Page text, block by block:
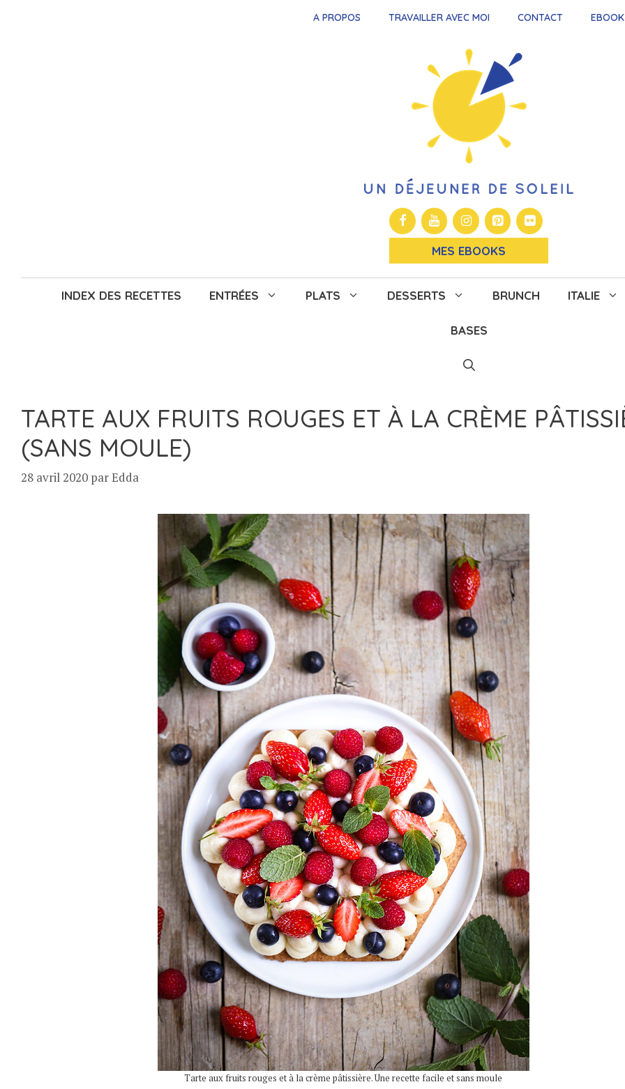
A PROPOS TRAVAILLER AVEC MOI CONTACT EBOOK
MES EBOOKS
INDEX DES RECETTES ENTRÉES PLATS DESSERTS BRUNCH ITALIE
BASES
TARTE AUX FRUITS ROUGES ET À LA CRÈME
(SANS MOULE)
28 avril 2020 parEdda
Tarte aux fruits rouges et à la crème pâtissière. Une recette facile et sans moule